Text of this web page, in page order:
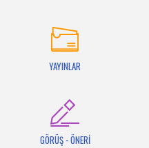
YAYINLAR
GÖRÜŞ - ÖNERİ